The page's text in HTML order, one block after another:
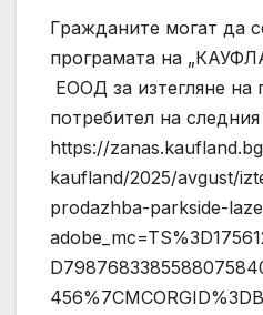
Гражданите могат да
програмата на
ЕООД за изтегляне на
потребител на
https://
kaufland/2025/avgust/
prodazhba-parkside-